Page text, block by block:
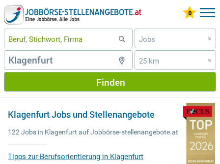
Jobs »
25 km »
Finden
Klagenfurt Jobs und Stellenangebote
122 Jobs in Klagenfurt auf Jobbörse-stellenangebote.at
Tipps zur Berufsorientierung in Klagenfurt